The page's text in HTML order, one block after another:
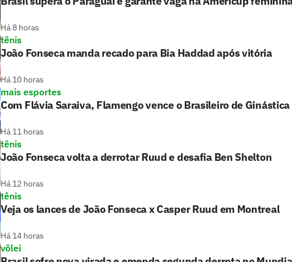
Há 8 horas
tênis
João Fonseca manda recado para Bia Haddad após vitória
Há 10 horas
mais esportes
Com Flávia Saraiva, Flamengo vence o Brasileiro de Ginástica
Há 11 horas
tênis
João Fonseca volta a derrotar Ruud e desafia Ben Shelton
Há 12 horas
tênis
Veja os lances de João Fonseca x Casper Ruud em Montreal
Há 14 horas
vôlei